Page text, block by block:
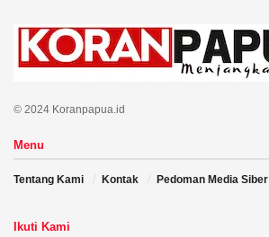
© 2024 Koranpapua.id
Menu
Tentang Kami Kontak Pedoman Media Siber
Ikuti Kami